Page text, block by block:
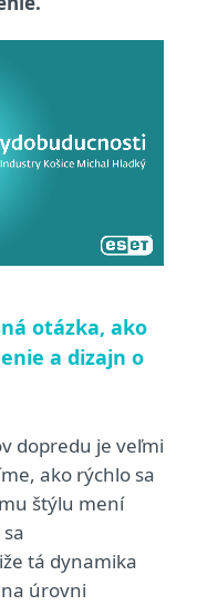
otázka, ako
a dizajn o
dopredu je veľmi
ako rýchlo sa
štýlu mení
tá dynamika
úrovni